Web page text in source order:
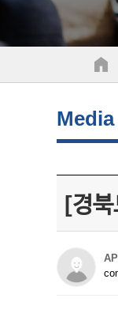
Media
[경북